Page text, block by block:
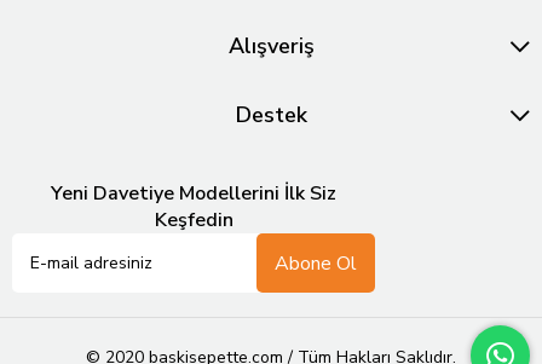
Alışveriş
Destek
Yeni Davetiye Modellerini İlk Siz
Keşfedin
Abone Ol
© 2020 baskisepette.com / Tüm Hakları Saklıdır.